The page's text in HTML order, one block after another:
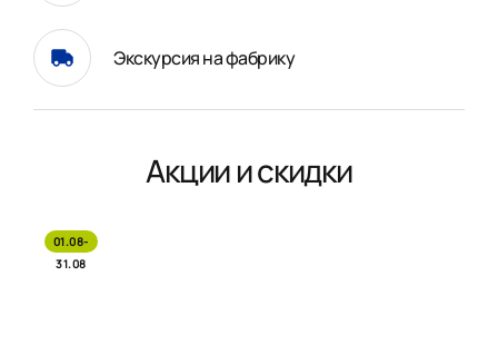
Экскурсия на фабрику
Акции и скидки
01.08-
31.08